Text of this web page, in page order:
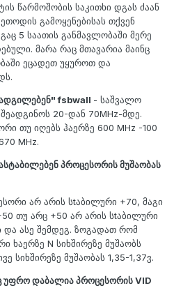
წარმოშობის საკითხი დგას ძაან
გამოყენებისას თქვენ
5 საათის განმავლობაში მერე
მარა რაც მთავარია მაინც
ეცადეთ უყუროთ და
fsbwall - საშვალო
20-დან 70MHz-მდე.
თუ იღებს ჰაერზე 600 MHz -100
MHz.
პროცესორის მუშაობას
არ არის სtაბილური +70, მაგი
თუ არც +50 არ არის სtაბილური
და ასე შემდეგ. ზოგადათ რომ
ხაერზე N სიხშირეზე მუშაობს
სიხშირეზე მუშაობას 1,35-1,37ვ.
უფრო დაბალია პროცესორის VID